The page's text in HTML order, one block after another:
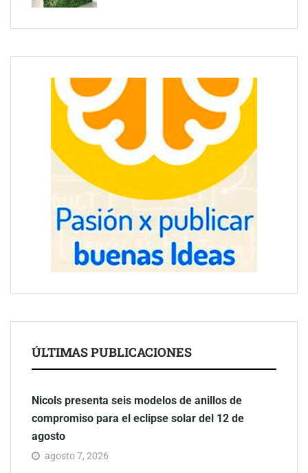
ÚLTIMAS PUBLICACIONES
Nicols presenta seis modelos de anillos de
compromiso para el eclipse solar del 12 de
agosto
agosto 7, 2026